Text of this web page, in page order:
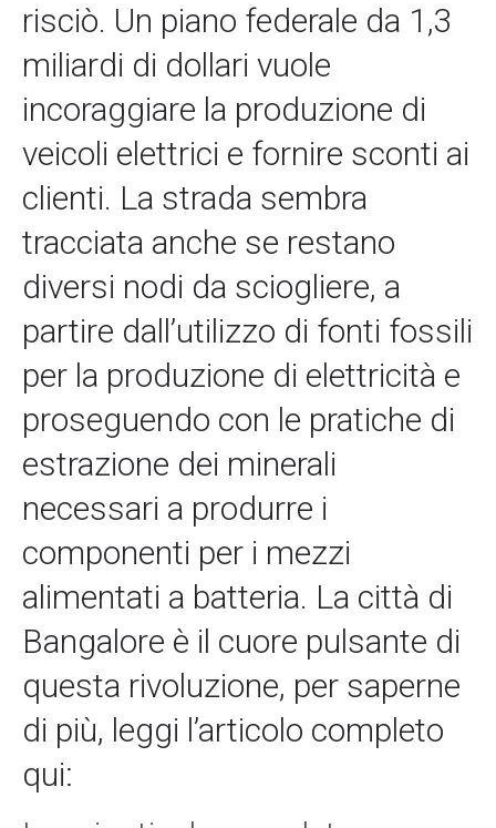
risciò. Un piano federale da 1,3
miliardi di dollari vuole
incoraggiare la produzione di
veicoli elettrici e fornire sconti ai
clienti. La strada sembra
tracciata anche se restano
diversi nodi da sciogliere, a
partire dall’utilizzo di fonti fossili
per la produzione di elettricità e
proseguendo con le pratiche di
estrazione dei minerali
necessari a produrre i
componenti per i mezzi
alimentati a batteria. La città di
Bangalore è il cuore pulsante di
questa rivoluzione, per saperne
di più, leggi l’articolo completo
qui: